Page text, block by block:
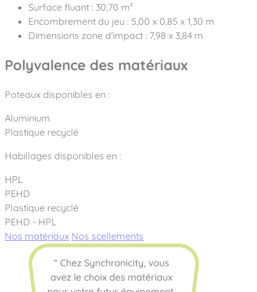
Surface fluant : 30,70 m²
Encombrement du jeu : 5,00 x 0,85 x 1,30 m
Dimensions zone d'impact : 7,98 x 3,84 m
Polyvalence des matériaux
Poteaux disponibles en :
Aluminium
Plastique recyclé
Habillages disponibles en :
HPL
PEHD
Plastique recyclé
PEHD - HPL
Nos matériaux Nos scellements